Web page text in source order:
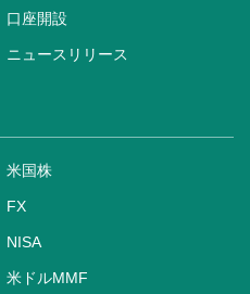
口座開設
ニュースリリース
米国株
FX
NISA
米ドルMMF